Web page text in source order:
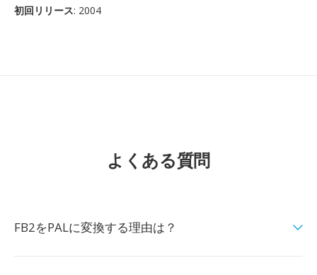
初回リリース: 2004
よくある質問
FB2をPALに変換する理由は？